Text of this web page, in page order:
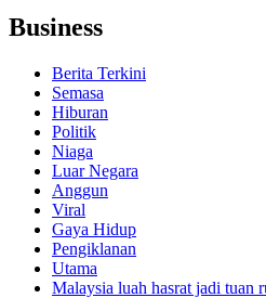
Business
Berita Terkini
Semasa
Hiburan
Politik
Niaga
Luar Negara
Anggun
Viral
Gaya Hidup
Pengiklanan
Utama
Malaysia luah hasrat jadi tuan